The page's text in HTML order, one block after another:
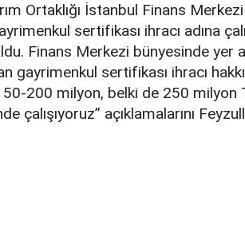
Ortaklığı İstanbul Finans
sertifikası ihracı adına
Finans Merkezi bünyesinde yer
gayrimenkul sertifikası ihracı
150-200 milyon, belki de 250
çalışıyoruz” açıklamalarını